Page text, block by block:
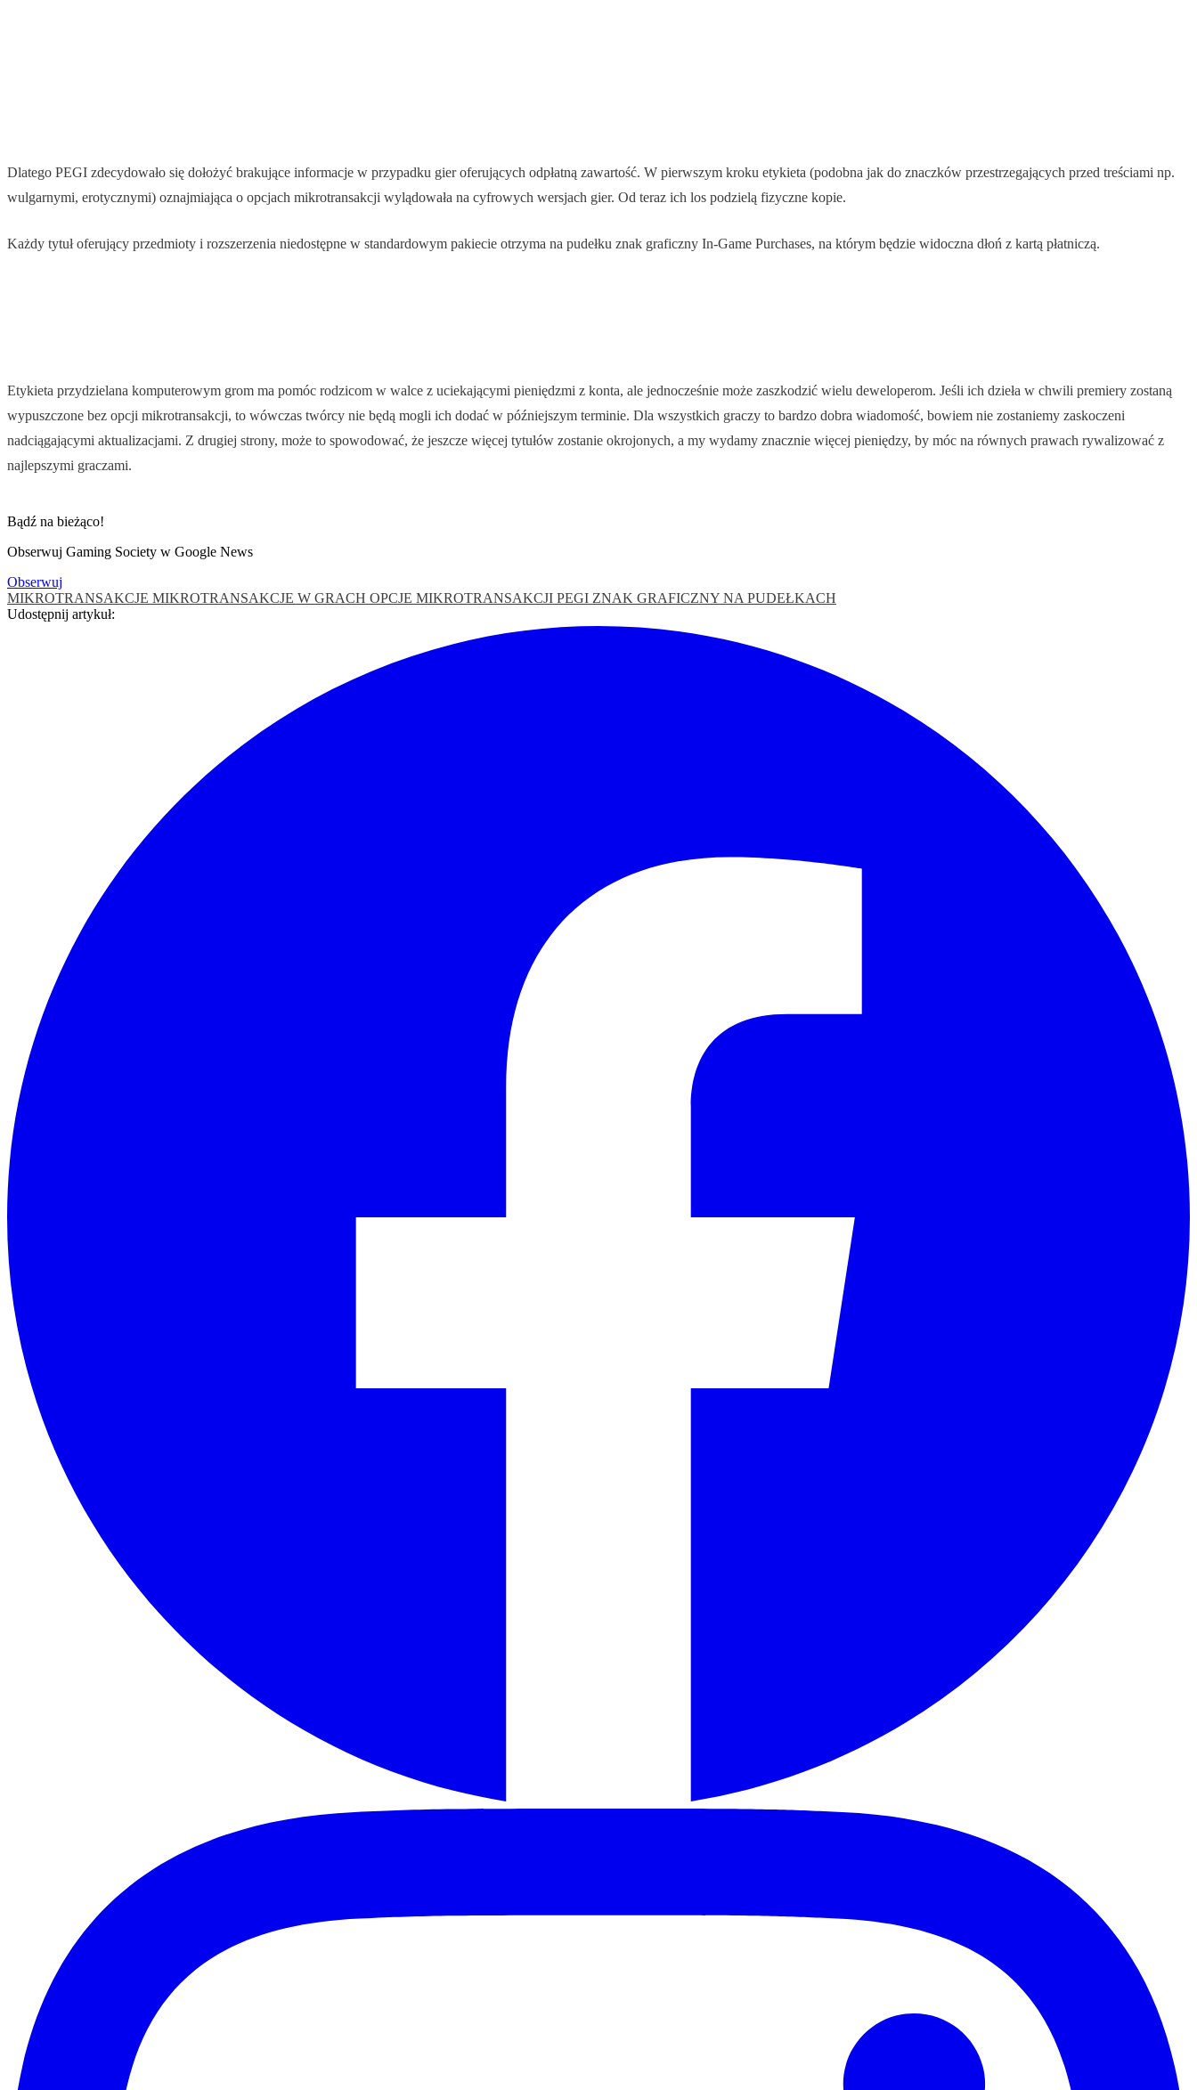
Dlatego PEGI zdecydowało się dołożyć brakujące informacje w przypadku gier oferujących odpłatną zawartość. W pierwszym kroku etykieta (podobna jak do znaczków przestrzegających przed treściami np.
wulgarnymi, erotycznymi) oznajmiająca o opcjach mikrotransakcji wylądowała na cyfrowych wersjach gier. Od teraz ich los podzielą fizyczne kopie.
Każdy tytuł oferujący przedmioty i rozszerzenia niedostępne w standardowym pakiecie otrzyma na pudełku znak graficzny In-Game Purchases, na którym będzie widoczna dłoń z kartą płatniczą.
Etykieta przydzielana komputerowym grom ma pomóc rodzicom w walce z uciekającymi pieniędzmi z konta, ale jednocześnie może zaszkodzić wielu deweloperom. Jeśli ich dzieła w chwili premiery zostaną
wypuszczone bez opcji mikrotransakcji, to wówczas twórcy nie będą mogli ich dodać w późniejszym terminie. Dla wszystkich graczy to bardzo dobra wiadomość, bowiem nie zostaniemy zaskoczeni
nadciągającymi aktualizacjami. Z drugiej strony, może to spowodować, że jeszcze więcej tytułów zostanie okrojonych, a my wydamy znacznie więcej pieniędzy, by móc na równych prawach rywalizować z
najlepszymi graczami.
Bądź na bieżąco!
Obserwuj Gaming Society w Google News
Obserwuj
MIKROTRANSAKCJE MIKROTRANSAKCJE W GRACH OPCJE MIKROTRANSAKCJI PEGI ZNAK GRAFICZNY NA PUDEŁKACH
Udostępnij artykuł: